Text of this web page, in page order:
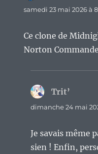
samedi 23 mai 2026 à
Ce clone de
Norton
Trit’
dimanche 24 mai
Je savais même
sien ! Enfin,